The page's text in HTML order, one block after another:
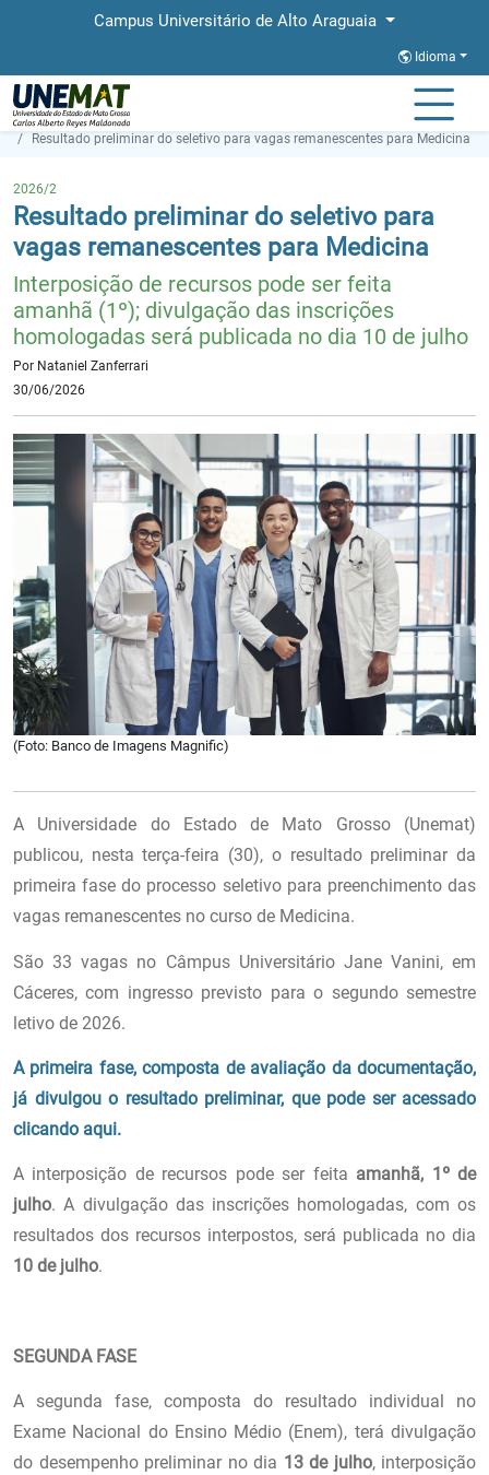
Campus Universitário de Alto Araguaia
Idioma
Página Inicial
Resultado preliminar do seletivo para vagas remanescentes para Medicina
2026/2
Resultado preliminar do seletivo para
vagas remanescentes para Medicina
Interposição de recursos pode ser feita
amanhã (1º); divulgação das inscrições
homologadas será publicada no dia 10 de julho
Por Nataniel Zanferrari
30/06/2026
(Foto: Banco de Imagens Magnific)
A Universidade do Estado de Mato Grosso (Unemat)
publicou, nesta terça-feira (30), o resultado preliminar da
primeira fase do processo seletivo para preenchimento das
vagas remanescentes no curso de Medicina.
São 33 vagas no Câmpus Universitário Jane Vanini, em
Cáceres, com ingresso previsto para o segundo semestre
letivo de 2026.
A primeira fase, composta de avaliação da documentação,
já divulgou o resultado preliminar, que pode ser acessado
clicando aqui.
A interposição de recursos pode ser feita amanhã, 1º de
julho. A divulgação das inscrições homologadas, com os
resultados dos recursos interpostos, será publicada no dia
10 de julho.
SEGUNDA FASE
A segunda fase, composta do resultado individual no
Exame Nacional do Ensino Médio (Enem), terá divulgação
do desempenho preliminar no dia 13 de julho, interposição